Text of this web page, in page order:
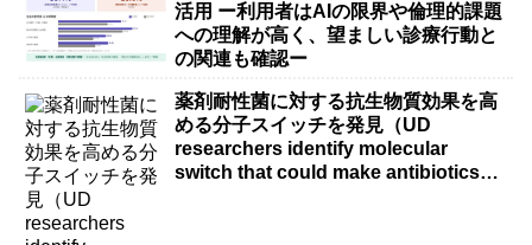
活用 ー利用者はAIの限界や倫理的課題
への理解が高く、望ましい診療行動と
の関連も確認ー
薬剤耐性菌に対する抗生物質効果を高
める分子スイッチを発見（UD
researchers identify molecular
switch that could make antibiotics